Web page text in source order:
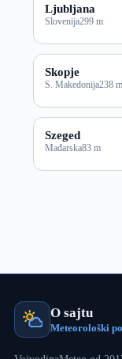
Ljubljana
Slovenija299 m
Skopje
S. Makedonija238 m
Szeged
Mađarska83 m
O sajtu
Meteorološki